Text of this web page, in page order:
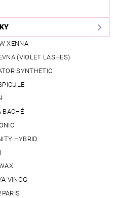
XENNA
(VIOLET LASHES)
SYNTHETIC
BACHÉ
HYBRID
VINOG